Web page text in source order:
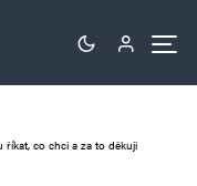
říkat, co chci a za to děkuji